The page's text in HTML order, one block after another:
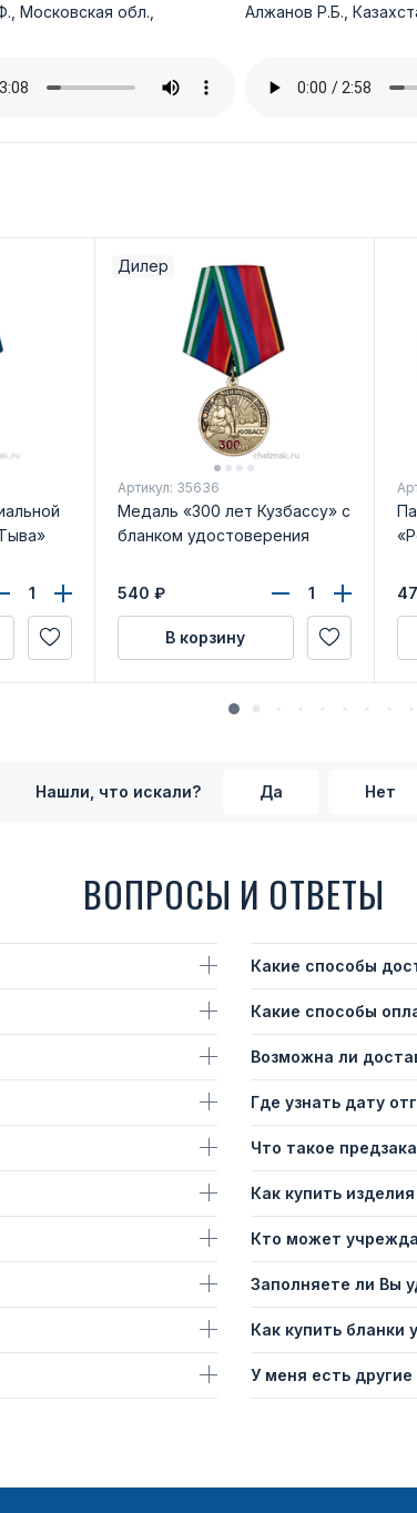
Московская обл.,
Алжанов Р.Б.,
Дилер
Артикул: 35636
Медаль «300 лет Кузбассу» с
бланком удостоверения
540 ₽
В корзину
Нашли, что искали? Да Нет
ВОПРОСЫ И ОТВЕТЫ
Какие способы
Какие способы
Возможна ли
Где узнать дату
Что такое
Как купить
Кто может
Заполняете ли Вы
Как купить бланки
У меня есть